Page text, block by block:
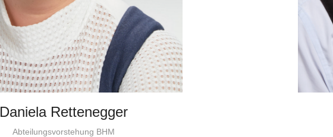
Daniela Rettenegger
Abteilungsvorstehung BHM